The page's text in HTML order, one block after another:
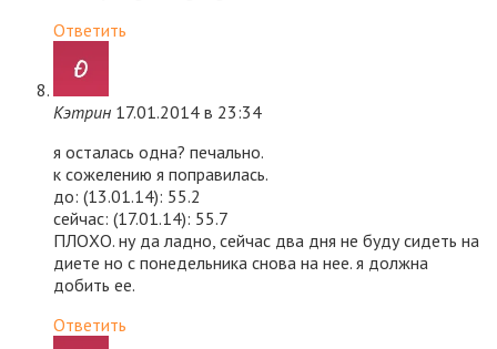
Ответить
Кэтрин 17.01.2014 в 23:34
я осталась одна? печально.
к сожелению я поправилась.
до: (13.01.14): 55.2
сейчас: (17.01.14): 55.7
ПЛОХО. ну да ладно, сейчас два дня не буду сидеть на
диете но с понедельника снова на нее. я должна
добить ее.
Ответить